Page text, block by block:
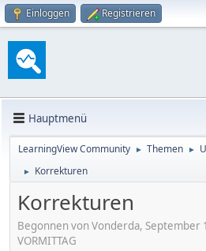
Einloggen Registrieren
Hauptmenü
LearningView Community ► Themen ►
► Korrekturen
Korrekturen
Begonnen von Vonderda, September
VORMITTAG